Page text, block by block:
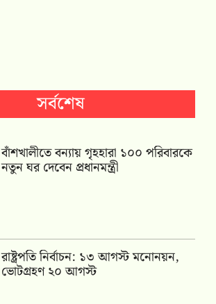
সর্বশেষ
বাঁশখালীতে বন্যায় গৃহহারা ১০০ পরিবারকে
নতুন ঘর দেবেন প্রধানমন্ত্রী
রাষ্ট্রপতি নির্বাচন: ১৩ আগস্ট মনোনয়ন,
ভোটগ্রহণ ২০ আগস্ট